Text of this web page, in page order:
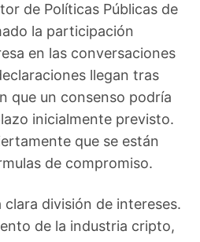
de Políticas Públicas de
la participación
en las conversaciones
llegan tras
que un consenso podría
inicialmente previsto.
que se están
de compromiso.
división de intereses.
de la industria cripto,